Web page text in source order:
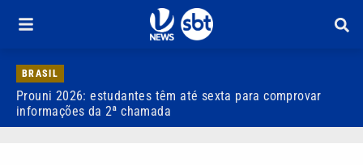
BRASIL
Prouni 2026: estudantes têm até sexta para comprovar
informações da 2ª chamada